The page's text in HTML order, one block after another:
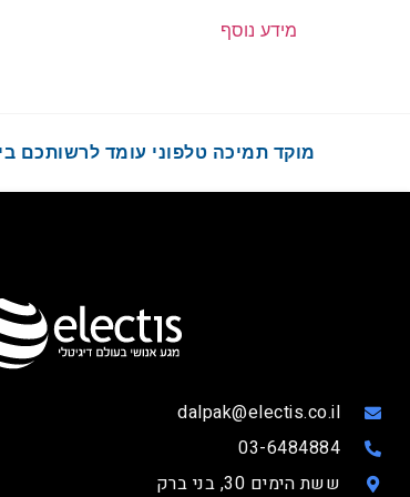
מידע נוסף
מוקד תמיכה טלפוני עומד לרשותכם בימים א'
dalpak@electis.co.il
03-6484884
ששת הימים 30, בני ברק